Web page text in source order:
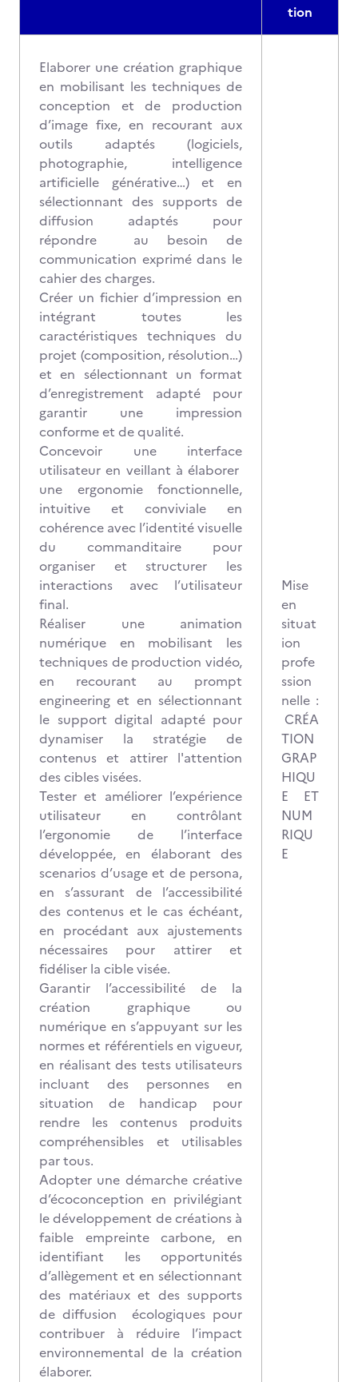
tion
Elaborer une création graphique
en mobilisant les techniques de
conception et de production
d’image fixe, en recourant aux
outils adaptés (logiciels,
photographie, intelligence
artificielle générative…) et en
sélectionnant des supports de
diffusion adaptés pour
répondre au besoin de
communication exprimé dans le
cahier des charges.
Créer un fichier d’impression en
intégrant toutes les
caractéristiques techniques du
projet (composition, résolution…)
et en sélectionnant un format
d’enregistrement adapté pour
garantir une impression
conforme et de qualité.
Concevoir une interface
utilisateur en veillant à élaborer
une ergonomie fonctionnelle,
intuitive et conviviale en
cohérence avec l’identité visuelle
du commanditaire pour
organiser et structurer les
interactions avec l’utilisateur
final.
Réaliser une animation
numérique en mobilisant les
techniques de production vidéo,
en recourant au prompt
engineering et en sélectionnant
le support digital adapté pour
dynamiser la stratégie de
contenus et attirer l'attention
des cibles visées.
Tester et améliorer l’expérience
utilisateur en contrôlant
l’ergonomie de l’interface
développée, en élaborant des
scenarios d’usage et de persona,
en s’assurant de l’accessibilité
des contenus et le cas échéant,
en procédant aux ajustements
nécessaires pour attirer et
fidéliser la cible visée.
Garantir l’accessibilité de la
création graphique ou
numérique en s’appuyant sur les
normes et référentiels en vigueur,
en réalisant des tests utilisateurs
incluant des personnes en
situation de handicap pour
rendre les contenus produits
compréhensibles et utilisables
par tous.
Adopter une démarche créative
d’écoconception en privilégiant
le développement de créations à
faible empreinte carbone, en
identifiant les opportunités
d’allègement et en sélectionnant
des matériaux et des supports
de diffusion écologiques pour
contribuer à réduire l’impact
environnemental de la création
élaborer.
Mise
en
situat
ion
profe
ssion
nelle :
CRÉA
TION
GRAP
HIQU
E ET
NUM
RIQU
E